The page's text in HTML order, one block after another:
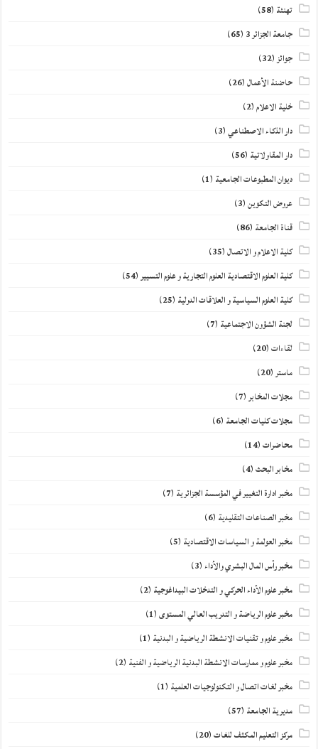
تهنئة (58)
جامعة الجزائر 3 (65)
جوائز(32)
حاضنة الأعمال(26)
خلية الاعلام(2)
دار الذكاء الاصطناعي(3)
دار المقاولاتية (56)
ديوان المطبوعات الجامعية (1)
عروض التكوين(3)
قناة الجامعة (86)
كلية الاعلام و الاتصال(35)
كلية العلوم الاقتصادية العلوم التجارية و علوم التسيير(54)
كلية العلوم السياسية و العلاقات الدولية (25)
لجنة الشؤون الاجتماعية (7)
لقاءات(20)
ماستر(20)
مجلات المخابر(7)
مجلات كليات الجامعة (6)
محاضرات(14)
مخابر البحث(4)
مخبر ادارة التغيير في المؤسسة الجزائرية (7)
مخبر الصناعات التقليدية (6)
مخبر العولمة و السياسات الاقتصادية (5)
مخبر رأس المال البشري والأداء(3)
مخبر علوم الأداء الحركي و التدخلات البيداغوجية (2)
مخبر علوم الرياضة و التدريب العالي المستوى(1)
مخبر علوم و تقنيات الانشطة الرياضية و البدنية (1)
مخبر علوم و ممارسات الانشطة البدنية الرياضية و الفنية (2)
مخبر لغات اتصال و التكنولوجيات العلمية (1)
مديرية الجامعة (57)
مركز التعليم المكثف للغات(20)